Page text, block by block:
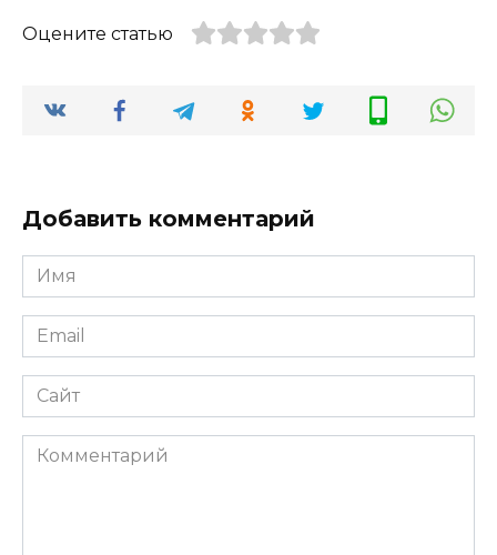
Оцените статью
Добавить комментарий
Имя
*
Email
*
Сайт
Комментарий